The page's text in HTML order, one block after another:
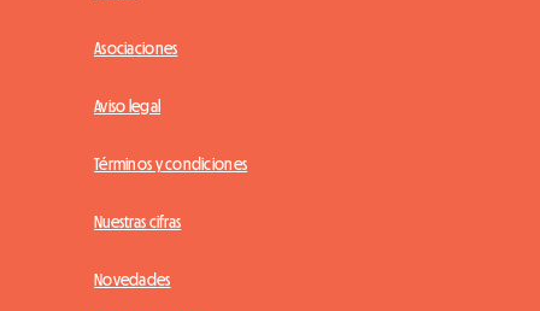
Asociaciones
Aviso legal
Términos y condiciones
Nuestras cifras
Novedades